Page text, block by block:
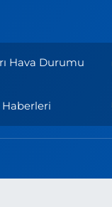
Hava Durumu